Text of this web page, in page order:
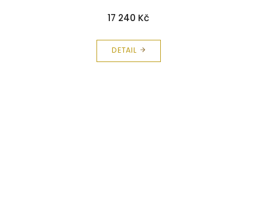
17 240 Kč
DETAIL